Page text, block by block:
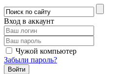
Вход в аккаунт
Чужой компьютер
Забыли пароль?